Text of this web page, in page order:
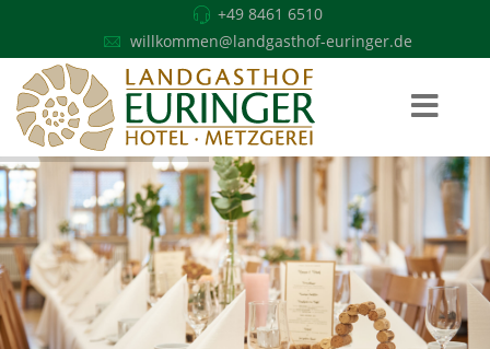
+49 8461 6510
willkommen@landgasthof-euringer.de